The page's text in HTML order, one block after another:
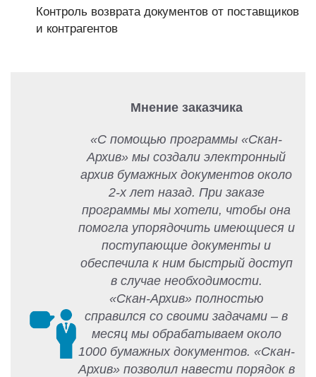
Контроль возврата документов от поставщиков
и контрагентов
Мнение заказчика
«С помощью программы «Скан-
Архив» мы создали электронный
архив бумажных документов около
2-х лет назад. При заказе
программы мы хотели, чтобы она
помогла упорядочить имеющиеся и
поступающие документы и
обеспечила к ним быстрый доступ
в случае необходимости.
«Скан-Архив» полностью
справился со своими задачами – в
месяц мы обрабатываем около
1000 бумажных документов. «Скан-
Архив» позволил навести порядок в